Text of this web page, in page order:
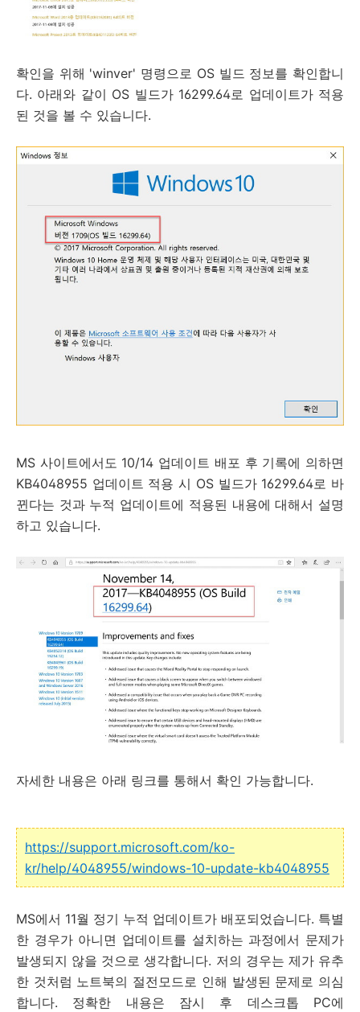
확인을 위해 'winver' 명령으로 OS 빌드 정보를 확인합니
다. 아래와 같이 OS 빌드가 16299.64로 업데이트가 적용
된 것을 볼 수 있습니다.
MS 사이트에서도 10/14 업데이트 배포 후 기록에 의하면
KB4048955 업데이트 적용 시 OS 빌드가 16299.64로 바
뀐다는 것과 누적 업데이트에 적용된 내용에 대해서 설명
하고 있습니다.
자세한 내용은 아래 링크를 통해서 확인 가능합니다.
https://support.microsoft.com/ko-
kr/help/4048955/windows-10-update-kb4048955
MS에서 11월 정기 누적 업데이트가 배포되었습니다. 특별
한 경우가 아니면 업데이트를 설치하는 과정에서 문제가
발생되지 않을 것으로 생각합니다. 저의 경우는 제가 유추
한 것처럼 노트북의 절전모드로 인해 발생된 문제로 의심
합니다. 정확한 내용은 잠시 후 데스크톱 PC에